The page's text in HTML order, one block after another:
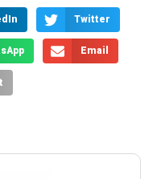
Twitter
Email